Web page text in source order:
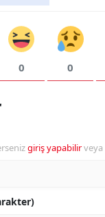
0 0
giriş yapabilirveya